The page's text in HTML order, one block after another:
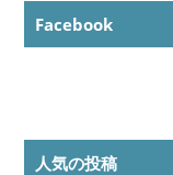
Facebook
人気の投稿